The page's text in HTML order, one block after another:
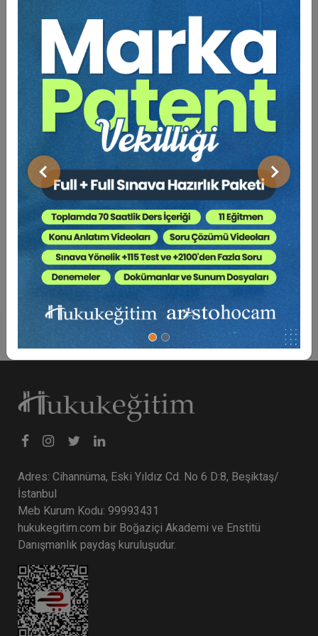
Önceki Sonraki
Kesiliyor ?
Bu çalışmada, kamuoyu nezdinde 9. Yargı Paketi olarak
bilinen ve 14.11.2024 tarih/32722 sayılı Resmi
Gazete’de yayınlanarak yürürlüğe giren 7531 sayılı Bazı
Kanunlarda Değişiklik Yapılmasına Dair Kanun ile
getirilen değişiklikler tablo halinde sunulmaya
çalışılmıştır.
Tablonun sol sütununda değişikliğe uğrayan kanun
maddesinin eski metnine yer verilerek kaldırılmış olan
kısımlar kırmızı ile işaretlenmiş olup, tablonun sağ
sütununda ise aynı kanun maddesinin yeni metnine yer
verilerek eklenmiş/değiştirilmiş olan kısımlar yeşil ile
işaretlenmiştir.
Adres: Cihannüma, Eski Yıldız Cd. No 6 D:8, Beşiktaş/
İstanbul
Meb Kurum Kodu: 99993431
hukukegitim.com bir Boğaziçi Akademi ve Enstitü
Danışmanlık paydaş kuruluşudur.